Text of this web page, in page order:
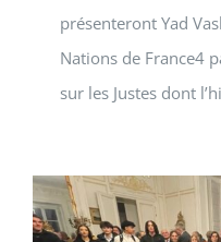
présenteront Yad
Nations de France4
sur les Justes dont